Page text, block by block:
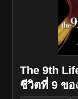
The 9th
ชีวิตที่ 9 ขอ